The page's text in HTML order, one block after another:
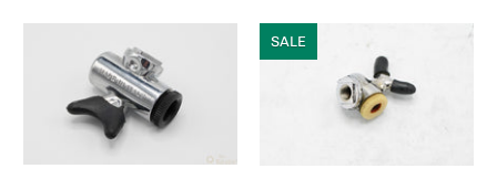
SALE